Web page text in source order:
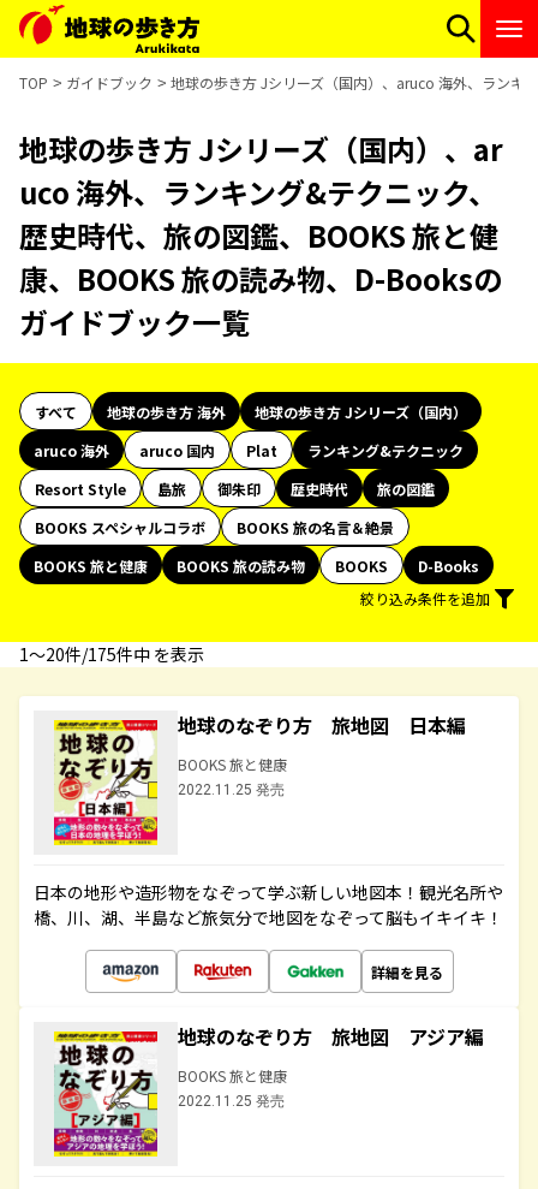
TOP ガイドブック 地球の歩き方 Jシリーズ（国内）、aruco 海外、ランキ
地球の歩き方 Jシリーズ（国内）、ar
uco 海外、ランキング&テクニック、
歴史時代、旅の図鑑、BOOKS 旅と健
康、BOOKS 旅の読み物、D-Booksの
ガイドブック一覧
すべて 地球の歩き方 海外
地球の歩き方 Jシリーズ（国内）
aruco 海外
aruco 国内 Plat
ランキング&テクニック
Resort Style
島旅 御朱印 歴史時代
旅の図鑑
BOOKS スペシャルコラボ
BOOKS 旅の名言＆絶景
BOOKS 旅と健康
BOOKS 旅の読み物 BOOKS
D-Books
絞り込み条件を追加
1〜20件/175件中 を表示
地球のなぞり方 旅地図 日本編
BOOKS 旅と健康
2022.11.25 発売
日本の地形や造形物をなぞって学ぶ新しい地図本！観光名所や
橋、川、湖、半島など旅気分で地図をなぞって脳もイキイキ！
詳細を見る
地球のなぞり方 旅地図 アジア編
BOOKS 旅と健康
2022.11.25 発売